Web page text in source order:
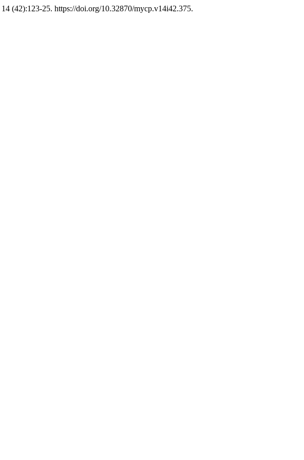
14 (42):123-25. https://doi.org/10.32870/mycp.v14i42.375.